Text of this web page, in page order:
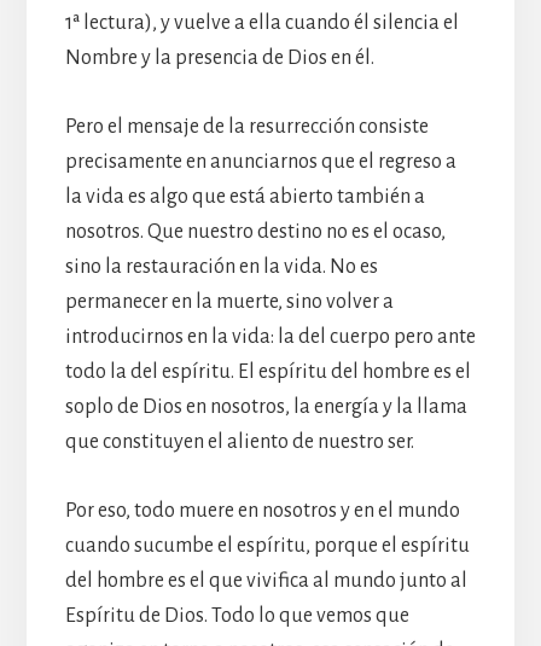
1ª lectura), y vuelve a ella cuando él silencia el
Nombre y la presencia de Dios en él.
Pero el mensaje de la resurrección consiste
precisamente en anunciarnos que el regreso a
la vida es algo que está abierto también a
nosotros. Que nuestro destino no es el ocaso,
sino la restauración en la vida. No es
permanecer en la muerte, sino volver a
introducirnos en la vida: la del cuerpo pero ante
todo la del espíritu. El espíritu del hombre es el
soplo de Dios en nosotros, la energía y la llama
que constituyen el aliento de nuestro ser.
Por eso, todo muere en nosotros y en el mundo
cuando sucumbe el espíritu, porque el espíritu
del hombre es el que vivifica al mundo junto al
Espíritu de Dios. Todo lo que vemos que